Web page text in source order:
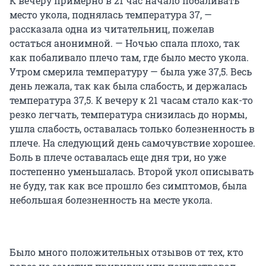
место укола, поднялась температура 37, —
рассказала одна из читательниц, пожелав
остаться анонимной. — Ночью спала плохо, так
как побаливало плечо там, где было место укола.
Утром смерила температуру — была уже 37,5. Весь
день лежала, так как была слабость, и держалась
температура 37,5. К вечеру к 21 часам стало как-то
резко легчать, температура снизилась до нормы,
ушла слабость, оставалась только болезненность в
плече. На следующий день самочувствие хорошее.
Боль в плече оставалась еще дня три, но уже
постепенно уменьшалась. Второй укол описывать
не буду, так как все прошло без симптомов, была
небольшая болезненность на месте укола.
Было много положительных отзывов от тех, кто